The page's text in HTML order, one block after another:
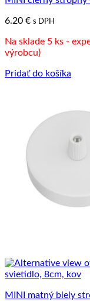
6.20 € s DPH
Na sklade 5 ks -
výrobcu)
Pridať do košíka
MINI matný biely